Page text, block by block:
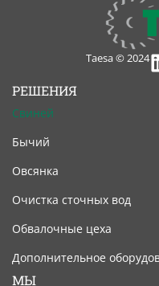
Taesa © 2024
РЕШЕНИЯ
Свиней
Бычий
Овсянка
Очистка сточных вод
Обвалочные цеха
Дополнительное
МЫ